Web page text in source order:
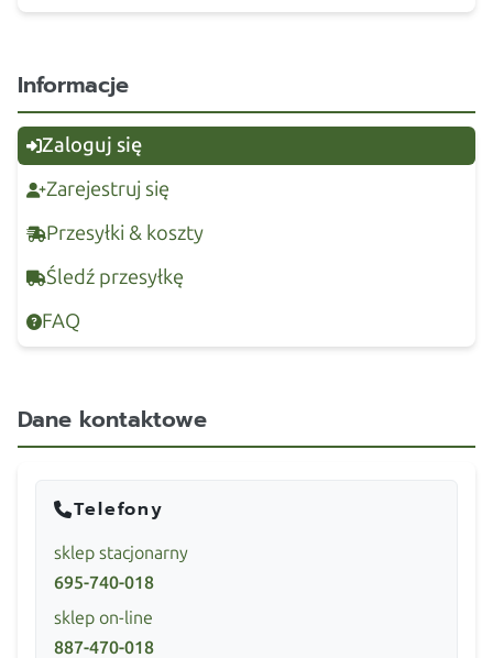
Informacje
Zaloguj się
Zarejestruj się
Przesyłki & koszty
Śledź przesyłkę
FAQ
Dane kontaktowe
Telefony
sklep stacjonarny
695-740-018
sklep on-line
887-470-018